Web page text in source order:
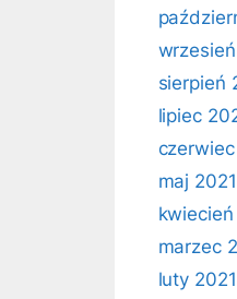
sierpień
lipiec
maj 2021
kwiecień
marzec
luty 2021